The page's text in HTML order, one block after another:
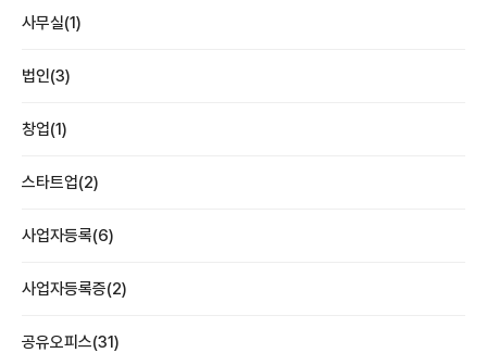
사무실(1)
법인(3)
창업(1)
스타트업(2)
사업자등록(6)
사업자등록증(2)
공유오피스(31)